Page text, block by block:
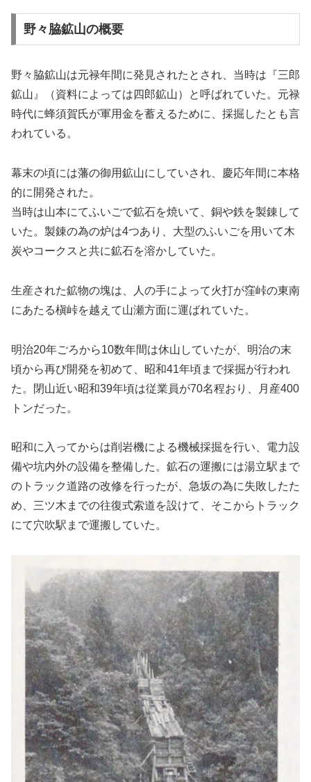
野々脇鉱山の概要
野々脇鉱山は元禄年間に発見されたとされ、当時は『三郎
鉱山』（資料によっては四郎鉱山）と呼ばれていた。元禄
時代に蜂須賀氏が軍用金を蓄えるために、採掘したとも言
われている。
幕末の頃には藩の御用鉱山にしていされ、慶応年間に本格
的に開発された。
当時は山本にてふいごで鉱石を焼いて、銅や鉄を製錬して
いた。製錬の為の炉は4つあり、大型のふいごを用いて木
炭やコークスと共に鉱石を溶かしていた。
生産された鉱物の塊は、人の手によって火打が窪峠の東南
にあたる槇峠を越えて山瀬方面に運ばれていた。
明治20年ごろから10数年間は休山していたが、明治の末
頃から再び開発を初めて、昭和41年頃まで採掘が行われ
た。閉山近い昭和39年頃は従業員が70名程おり、月産400
トンだった。
昭和に入ってからは削岩機による機械採掘を行い、電力設
備や坑内外の設備を整備した。鉱石の運搬には湯立駅まで
のトラック道路の改修を行ったが、急坂の為に失敗したた
め、三ツ木までの往復式索道を設けて、そこからトラック
にて穴吹駅まで運搬していた。